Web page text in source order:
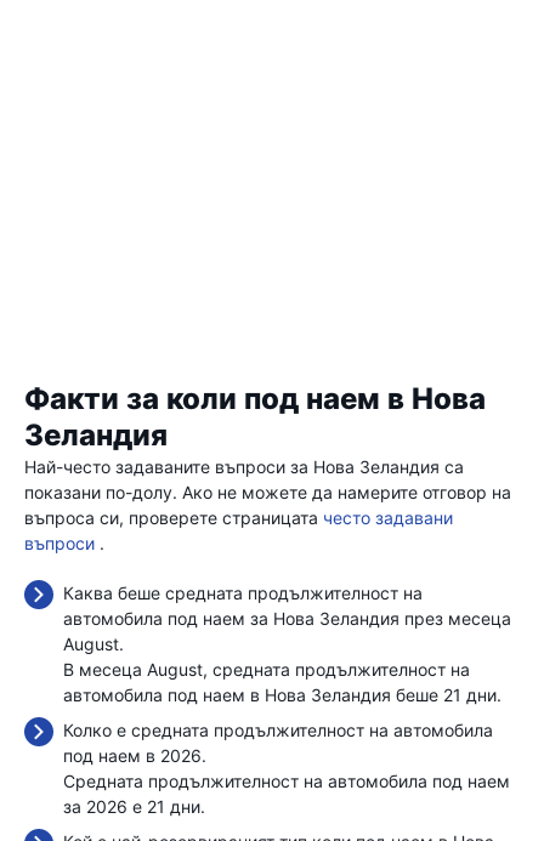
Факти за коли под наем в Нова
Зеландия
Най-често задаваните въпроси за Нова Зеландия са
показани по-долу. Ако не можете да намерите отговор на
въпроса си, проверете страницата често задавани
въпроси .
Каква беше средната продължителност на
автомобила под наем за Нова Зеландия през месеца
August.
В месеца August, средната продължителност на
автомобила под наем в Нова Зеландия беше 21 дни.
Колко е средната продължителност на автомобила
под наем в 2026.
Средната продължителност на автомобила под наем
за 2026 е 21 дни.